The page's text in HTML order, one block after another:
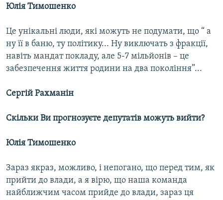
Юлія Тимошенко
Це унікальні люди, які можуть не подумати, що “ а
ну її в баню, ту політику... Ну виключать з фракції,
навіть мандат покладу, але 5-7 мільйонів – це
забезпечення життя родини на два покоління”...
Сергій Рахманін
Скільки Ви прогнозуєте депутатів можуть вийти?
Юлія Тимошенко
Зараз якраз, можливо, і непогано, що перед тим, як
прийти до влади, а я вірю, що наша команда
найближчим часом прийде до влади, зараз ця